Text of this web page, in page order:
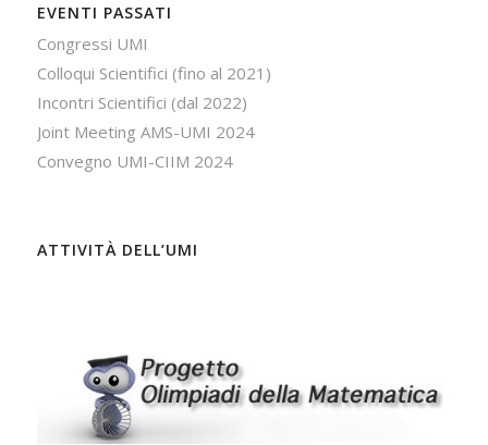
EVENTI PASSATI
Congressi UMI
Colloqui Scientifici (fino al 2021)
Incontri Scientifici (dal 2022)
Joint Meeting AMS-UMI 2024
Convegno UMI-CIIM 2024
ATTIVITÀ DELL’UMI